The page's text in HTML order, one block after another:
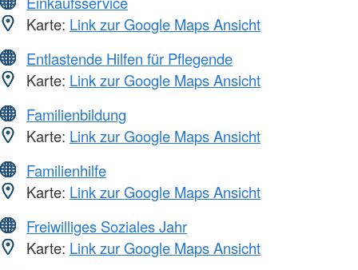
Karte: Link zur Google Maps Ansicht
Entlastende Hilfen für Pflegende
Karte: Link zur Google Maps Ansicht
Familienbildung
Karte: Link zur Google Maps Ansicht
Familienhilfe
Karte: Link zur Google Maps Ansicht
Freiwilliges Soziales Jahr
Karte: Link zur Google Maps Ansicht